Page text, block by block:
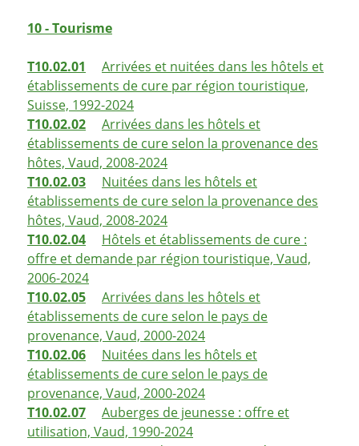
10 - Tourisme
T10.02.01
Arrivées et nuitées dans les hôtels et
établissements de cure par région touristique,
Suisse, 1992-2024
T10.02.02
Arrivées dans les hôtels et
établissements de cure selon la provenance des
hôtes, Vaud, 2008-2024
T10.02.03
Nuitées dans les hôtels et
établissements de cure selon la provenance des
hôtes, Vaud, 2008-2024
T10.02.04
Hôtels et établissements de cure :
offre et demande par région touristique, Vaud,
2006-2024
T10.02.05
Arrivées dans les hôtels et
établissements de cure selon le pays de
provenance, Vaud, 2000-2024
T10.02.06
Nuitées dans les hôtels et
établissements de cure selon le pays de
provenance, Vaud, 2000-2024
T10.02.07
Auberges de jeunesse : offre et
utilisation, Vaud, 1990-2024